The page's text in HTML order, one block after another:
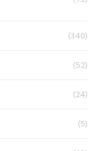
(340)
(52)
(24)
(5)